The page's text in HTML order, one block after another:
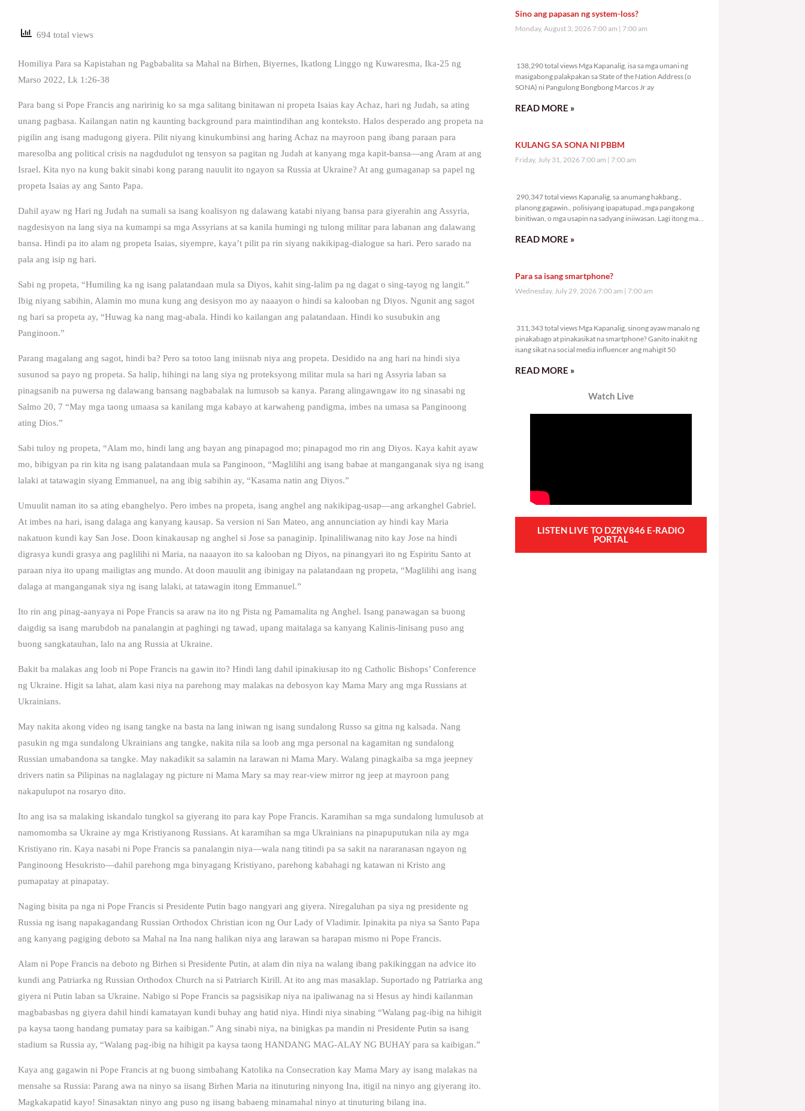
694 total views
Homiliya Para sa Kapistahan ng Pagbabalita sa Mahal na Birhen, Biyernes, Ikatlong Linggo ng Kuwaresma, Ika-25 ng
Marso 2022, Lk 1:26-38
Para bang si Pope Francis ang naririnig ko sa mga salitang binitawan ni propeta Isaias kay Achaz, hari ng Judah, sa ating
unang pagbasa. Kailangan natin ng kaunting background para maintindihan ang konteksto. Halos desperado ang propeta na
pigilin ang isang madugong giyera. Pilit niyang kinukumbinsi ang haring Achaz na mayroon pang ibang paraan para
maresolba ang political crisis na nagdudulot ng tensyon sa pagitan ng Judah at kanyang mga kapit-bansa—ang Aram at ang
Israel. Kita nyo na kung bakit sinabi kong parang nauulit ito ngayon sa Russia at Ukraine? At ang gumaganap sa papel ng
propeta Isaias ay ang Santo Papa.
Dahil ayaw ng Hari ng Judah na sumali sa isang koalisyon ng dalawang katabi niyang bansa para giyerahin ang Assyria,
nagdesisyon na lang siya na kumampi sa mga Assyrians at sa kanila humingi ng tulong militar para labanan ang dalawang
bansa. Hindi pa ito alam ng propeta Isaias, siyempre, kaya’t pilit pa rin siyang nakikipag-dialogue sa hari. Pero sarado na
pala ang isip ng hari.
Sabi ng propeta, “Humiling ka ng isang palatandaan mula sa Diyos, kahit sing-lalim pa ng dagat o sing-tayog ng langit.”
Ibig niyang sabihin, Alamin mo muna kung ang desisyon mo ay naaayon o hindi sa kalooban ng Diyos. Ngunit ang sagot
ng hari sa propeta ay, “Huwag ka nang mag-abala. Hindi ko kailangan ang palatandaan. Hindi ko susubukin ang
Panginoon.”
Parang magalang ang sagot, hindi ba? Pero sa totoo lang iniisnab niya ang propeta. Desidido na ang hari na hindi siya
susunod sa payo ng propeta. Sa halip, hihingi na lang siya ng proteksyong militar mula sa hari ng Assyria laban sa
pinagsanib na puwersa ng dalawang bansang nagbabalak na lumusob sa kanya. Parang alingawngaw ito ng sinasabi ng
Salmo 20, 7 “May mga taong umaasa sa kanilang mga kabayo at karwaheng pandigma, imbes na umasa sa Panginoong
ating Dios.”
Sabi tuloy ng propeta, “Alam mo, hindi lang ang bayan ang pinapagod mo; pinapagod mo rin ang Diyos. Kaya kahit ayaw
mo, bibigyan pa rin kita ng isang palatandaan mula sa Panginoon, “Maglilihi ang isang babae at manganganak siya ng isang
lalaki at tatawagin siyang Emmanuel, na ang ibig sabihin ay, “Kasama natin ang Diyos.”
Umuulit naman ito sa ating ebanghelyo. Pero imbes na propeta, isang anghel ang nakikipag-usap—ang arkanghel Gabriel.
At imbes na hari, isang dalaga ang kanyang kausap. Sa version ni San Mateo, ang annunciation ay hindi kay Maria
nakatuon kundi kay San Jose. Doon kinakausap ng anghel si Jose sa panaginip. Ipinaliliwanag nito kay Jose na hindi
digrasya kundi grasya ang paglilihi ni Maria, na naaayon ito sa kalooban ng Diyos, na pinangyari ito ng Espiritu Santo at
paraan niya ito upang mailigtas ang mundo. At doon mauulit ang ibinigay na palatandaan ng propeta, “Maglilihi ang isang
dalaga at manganganak siya ng isang lalaki, at tatawagin itong Emmanuel.”
Ito rin ang pinag-aanyaya ni Pope Francis sa araw na ito ng Pista ng Pamamalita ng Anghel. Isang panawagan sa buong
daigdig sa isang marubdob na panalangin at paghingi ng tawad, upang maitalaga sa kanyang Kalinis-linisang puso ang
buong sangkatauhan, lalo na ang Russia at Ukraine.
Bakit ba malakas ang loob ni Pope Francis na gawin ito? Hindi lang dahil ipinakiusap ito ng Catholic Bishops’ Conference
ng Ukraine. Higit sa lahat, alam kasi niya na parehong may malakas na debosyon kay Mama Mary ang mga Russians at
Ukrainians.
May nakita akong video ng isang tangke na basta na lang iniwan ng isang sundalong Russo sa gitna ng kalsada. Nang
pasukin ng mga sundalong Ukrainians ang tangke, nakita nila sa loob ang mga personal na kagamitan ng sundalong
Russian umabandona sa tangke. May nakadikit sa salamin na larawan ni Mama Mary. Walang pinagkaiba sa mga jeepney
drivers natin sa Pilipinas na naglalagay ng picture ni Mama Mary sa may rear-view mirror ng jeep at mayroon pang
nakapulupot na rosaryo dito.
Ito ang isa sa malaking iskandalo tungkol sa giyerang ito para kay Pope Francis. Karamihan sa mga sundalong lumulusob at
namomomba sa Ukraine ay mga Kristiyanong Russians. At karamihan sa mga Ukrainians na pinapuputukan nila ay mga
Kristiyano rin. Kaya nasabi ni Pope Francis sa panalangin niya—wala nang titindi pa sa sakit na nararanasan ngayon ng
Panginoong Hesukristo—dahil parehong mga binyagang Kristiyano, parehong kabahagi ng katawan ni Kristo ang
pumapatay at pinapatay.
Naging bisita pa nga ni Pope Francis si Presidente Putin bago nangyari ang giyera. Niregaluhan pa siya ng presidente ng
Russia ng isang napakagandang Russian Orthodox Christian icon ng Our Lady of Vladimir. Ipinakita pa niya sa Santo Papa
ang kanyang pagiging deboto sa Mahal na Ina nang halikan niya ang larawan sa harapan mismo ni Pope Francis.
Alam ni Pope Francis na deboto ng Birhen si Presidente Putin, at alam din niya na walang ibang pakikinggan na advice ito
kundi ang Patriarka ng Russian Orthodox Church na si Patriarch Kirill. At ito ang mas masaklap. Suportado ng Patriarka ang
giyera ni Putin laban sa Ukraine. Nabigo si Pope Francis sa pagsisikap niya na ipaliwanag na si Hesus ay hindi kailanman
magbabasbas ng giyera dahil hindi kamatayan kundi buhay ang hatid niya. Hindi niya sinabing “Walang pag-ibig na hihigit
pa kaysa taong handang pumatay para sa kaibigan.” Ang sinabi niya, na binigkas pa mandin ni Presidente Putin sa isang
stadium sa Russia ay, “Walang pag-ibig na hihigit pa kaysa taong HANDANG MAG-ALAY NG BUHAY para sa kaibigan.”
Kaya ang gagawin ni Pope Francis at ng buong simbahang Katolika na Consecration kay Mama Mary ay isang malakas na
mensahe sa Russia: Parang awa na ninyo sa iisang Birhen Maria na itinuturing ninyong Ina, itigil na ninyo ang giyerang ito.
Magkakapatid kayo! Sinasaktan ninyo ang puso ng iisang babaeng minamahal ninyo at tinuturing bilang ina.
Sino ang papasan ng system-loss?
Monday, August 3, 2026 7:00 am 7:00 am
138,290 total views Mga Kapanalig, isa sa mga umani ng
masigabong palakpakan sa State of the Nation Address (o
SONA) ni Pangulong Bongbong Marcos Jr ay
READ MORE »
KULANG SA SONA NI PBBM
Friday, July 31, 2026 7:00 am 7:00 am
290,347 total views Kapanalig, sa anumang hakbang.,
planong gagawin., polisiyang ipapatupad.,mga pangakong
binitiwan, o mga usapin na sadyang iniiwasan. Lagi itong may
READ MORE »
Para sa isang smartphone?
Wednesday, July 29, 2026 7:00 am 7:00 am
311,343 total views Mga Kapanalig, sinong ayaw manalo ng
pinakabago at pinakasikat na smartphone? Ganito inakit ng
isang sikat na social media influencer ang mahigit 50
READ MORE »
Watch Live
LISTEN LIVE TO DZRV846 E-RADIO
PORTAL